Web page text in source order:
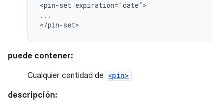
<pin-set expiration="date">
...
</pin-set>
puede contener:
Cualquier cantidad de <pin>
descripción: